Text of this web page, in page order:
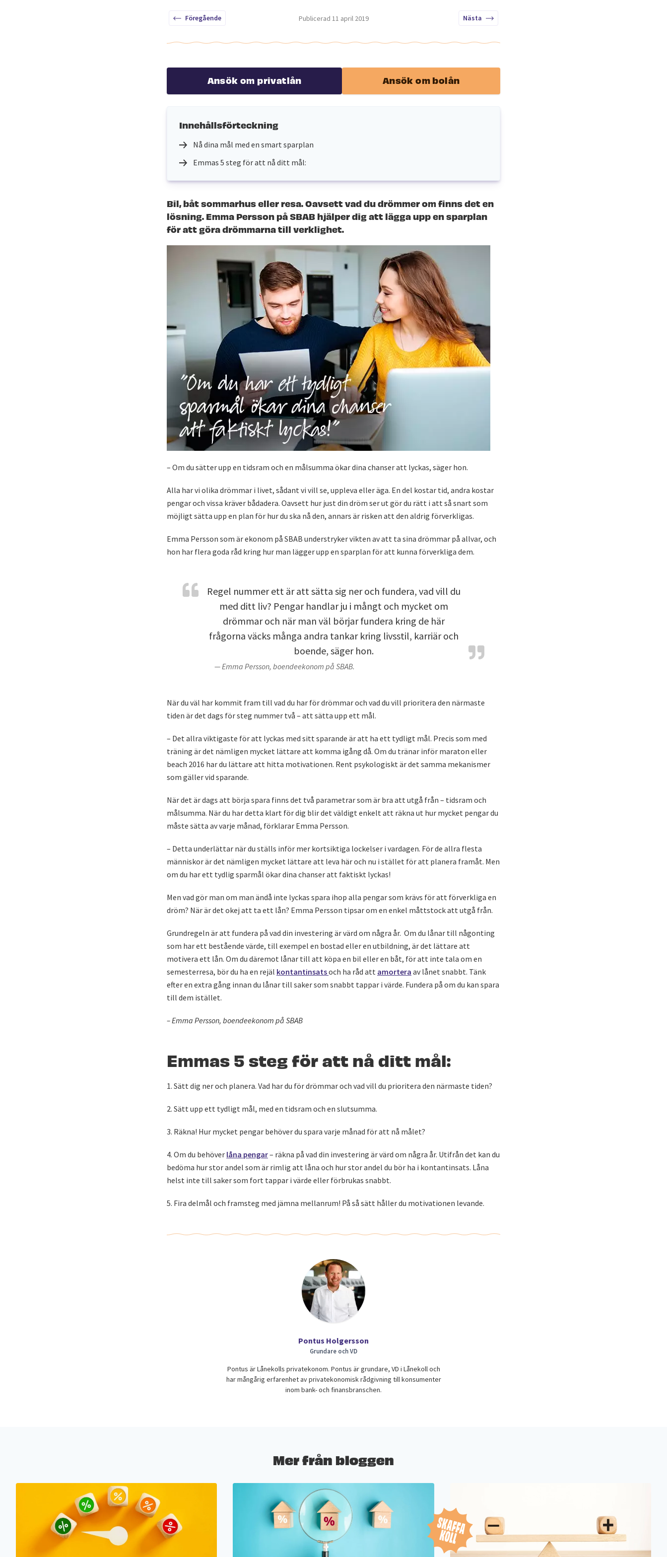
Publicerad 11 april 2019
Föregående Nästa
Ansök om privatlån Ansök om bolån
Innehållsförteckning
Nå dina mål med en smart sparplan
Emmas 5 steg för att nå ditt mål:
Bil, båt sommarhus eller resa. Oavsett vad du drömmer om finns det en
lösning. Emma Persson på SBAB hjälper dig att lägga upp en sparplan
för att göra drömmarna till verklighet.
– Om du sätter upp en tidsram och en målsumma ökar dina chanser att lyckas, säger hon.
Alla har vi olika drömmar i livet, sådant vi vill se, uppleva eller äga. En del kostar tid, andra kostar
pengar och vissa kräver bådadera. Oavsett hur just din dröm ser ut gör du rätt i att så snart som
möjligt sätta upp en plan för hur du ska nå den, annars är risken att den aldrig förverkligas.
Emma Persson som är ekonom på SBAB understryker vikten av att ta sina drömmar på allvar, och
hon har flera goda råd kring hur man lägger upp en sparplan för att kunna förverkliga dem.
Regel nummer ett är att sätta sig ner och fundera, vad vill du
med ditt liv? Pengar handlar ju i mångt och mycket om
drömmar och när man väl börjar fundera kring de här
frågorna väcks många andra tankar kring livsstil, karriär och
boende, säger hon.
— Emma Persson, boendeekonom på SBAB.
När du väl har kommit fram till vad du har för drömmar och vad du vill prioritera den närmaste
tiden är det dags för steg nummer två – att sätta upp ett mål.
– Det allra viktigaste för att lyckas med sitt sparande är att ha ett tydligt mål. Precis som med
träning är det nämligen mycket lättare att komma igång då. Om du tränar inför maraton eller
beach 2016 har du lättare att hitta motivationen. Rent psykologiskt är det samma mekanismer
som gäller vid sparande.
När det är dags att börja spara finns det två parametrar som är bra att utgå från – tidsram och
målsumma. När du har detta klart för dig blir det väldigt enkelt att räkna ut hur mycket pengar du
måste sätta av varje månad, förklarar Emma Persson.
– Detta underlättar när du ställs inför mer kortsiktiga lockelser i vardagen. För de allra flesta
människor är det nämligen mycket lättare att leva här och nu i stället för att planera framåt. Men
om du har ett tydlig sparmål ökar dina chanser att faktiskt lyckas!
Men vad gör man om man ändå inte lyckas spara ihop alla pengar som krävs för att förverkliga en
dröm? När är det okej att ta ett lån? Emma Persson tipsar om en enkel måttstock att utgå från.
Grundregeln är att fundera på vad din investering är värd om några år. Om du lånar till någonting
som har ett bestående värde, till exempel en bostad eller en utbildning, är det lättare att
motivera ett lån. Om du däremot lånar till att köpa en bil eller en båt, för att inte tala om en
semesterresa, bör du ha en rejäl kontantinsatsoch ha råd att amortera av lånet snabbt. Tänk
efter en extra gång innan du lånar till saker som snabbt tappar i värde. Fundera på om du kan spara
till dem istället.
– Emma Persson, boendeekonom på SBAB
Emmas 5 steg för att nå ditt mål:
1. Sätt dig ner och planera. Vad har du för drömmar och vad vill du prioritera den närmaste tiden?
2. Sätt upp ett tydligt mål, med en tidsram och en slutsumma.
3. Räkna! Hur mycket pengar behöver du spara varje månad för att nå målet?
4. Om du behöver låna pengar– räkna på vad din investering är värd om några år. Utifrån det kan du
bedöma hur stor andel som är rimlig att låna och hur stor andel du bör ha i kontantinsats. Låna
helst inte till saker som fort tappar i värde eller förbrukas snabbt.
5. Fira delmål och framsteg med jämna mellanrum! På så sätt håller du motivationen levande.
Pontus Holgersson
Grundare och VD
Pontus är Lånekolls privatekonom. Pontus är grundare, VD i Lånekoll och
har mångårig erfarenhet av privatekonomisk rådgivning till konsumenter
inom bank- och finansbranschen.
Mer från bloggen